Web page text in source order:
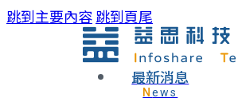
跳到主要內容跳到頁尾
最新消息
News